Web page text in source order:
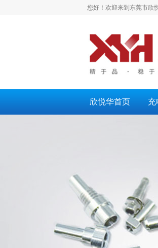
您好！欢迎来到东莞市欣
欣悦华首页 充